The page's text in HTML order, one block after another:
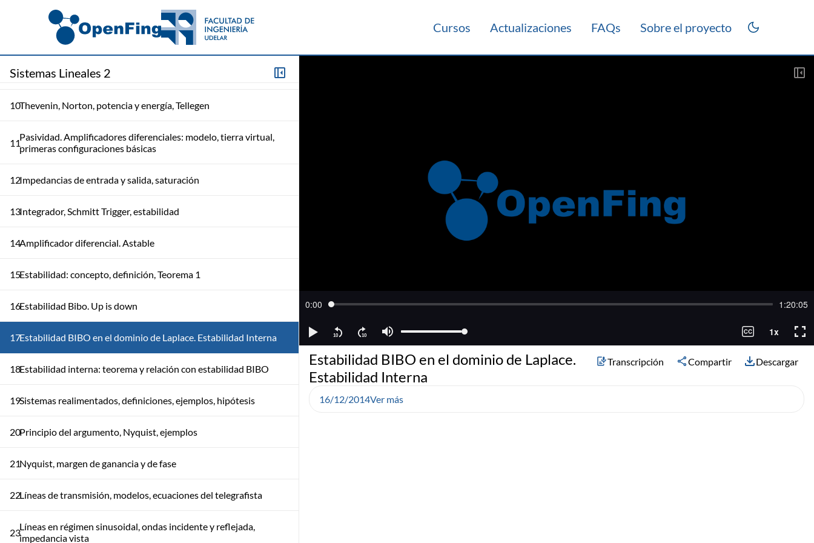
Cursos Actualizaciones FAQs Sobre el proyecto
Sistemas Lineales 2
Circuitos en Laplace
9 Thevenin
10Thevenin, Norton, potencia y energía, Tellegen
11Pasividad. Amplificadores diferenciales: modelo, tierra virtual,
primeras configuraciones básicas
12Impedancias de entrada y salida, saturación
13Integrador, Schmitt Trigger, estabilidad
14Amplificador diferencial. Astable
15Estabilidad: concepto, definición, Teorema 1
16Estabilidad Bibo. Up is down
17Estabilidad BIBO en el dominio de Laplace. Estabilidad Interna
18Estabilidad interna: teorema y relación con estabilidad BIBO
19Sistemas realimentados, definiciones, ejemplos, hipótesis
20Principio del argumento, Nyquist, ejemplos
21Nyquist, margen de ganancia y de fase
22Líneas de transmisión, modelos, ecuaciones del telegrafista
23Líneas en régimen sinusoidal, ondas incidente y reflejada,
impedancia vista
Estabilidad BIBO en el dominio de Laplace.
Estabilidad Interna
Transcripción Compartir Descargar
16/12/2014Ver más